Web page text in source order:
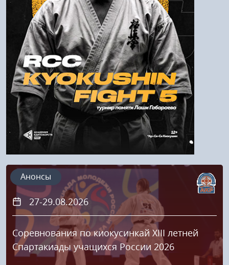
Войти
Напомнить пароль
Регистрация
27-29.08.2026
Соревнования по киокусинкай XIII летней
Спартакиады учащихся России 2026
Анонсы